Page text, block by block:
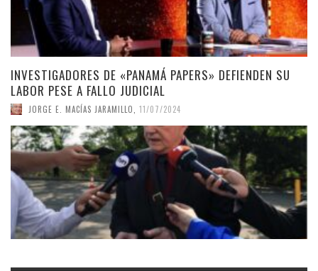
INVESTIGADORES DE «PANAMÁ PAPERS» DEFIENDEN SU
LABOR PESE A FALLO JUDICIAL
JORGE E. MACÍAS JARAMILLO 11/07/2024